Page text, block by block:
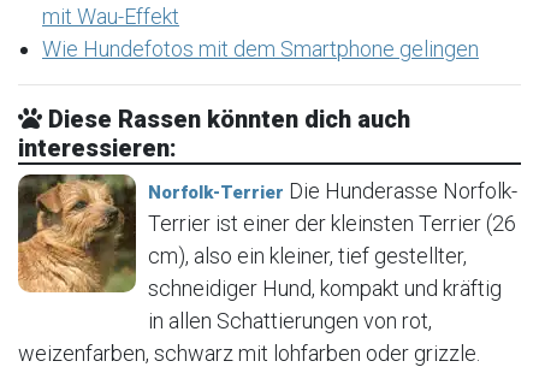
mit Wau-Effekt
Wie Hundefotos mit dem Smartphone gelingen
Diese Rassen könnten dich auch
interessieren:
Norfolk-Terrier Die Hunderasse Norfolk-
Terrier ist einer der kleinsten Terrier (26
cm), also ein kleiner, tief gestellter,
schneidiger Hund, kompakt und kräftig
in allen Schattierungen von rot,
weizenfarben, schwarz mit lohfarben oder grizzle.